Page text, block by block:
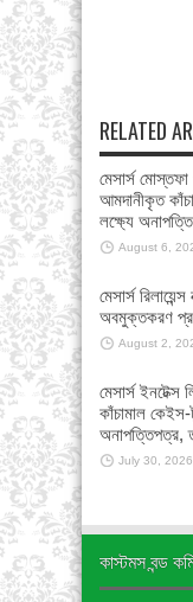
RELATED
মেসার্স মোস্তফা
আমদানীকৃত
লক্ষ্যে
August 6,
মেসার্স
অবমুক্তকরণ
August 2,
মেসার্স ইনটেক্স
কাঁচামাল
অনাপত্তিপত্র,
July 30, 2026
কাস্টমস বন্ড